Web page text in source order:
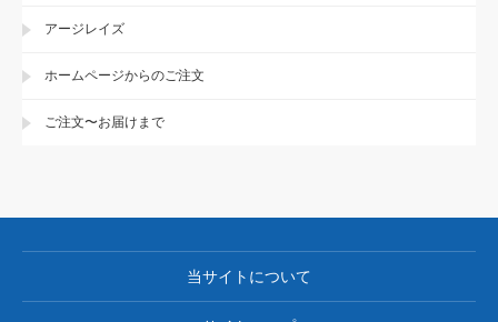
アージレイズ
ホームページからのご注文
ご注文〜お届けまで
当サイトについて